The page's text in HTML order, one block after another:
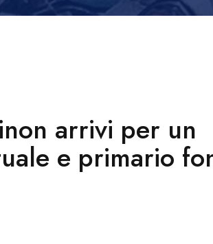
arrivi per un
e primario